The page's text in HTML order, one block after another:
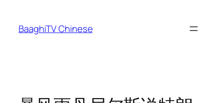
content
BaaghiTV Chinese